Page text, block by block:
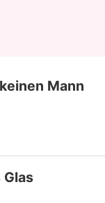
Mann